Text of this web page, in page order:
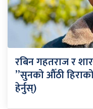
रबिन गहतराज र
”सुनको औँठी
हेर्नुस्)